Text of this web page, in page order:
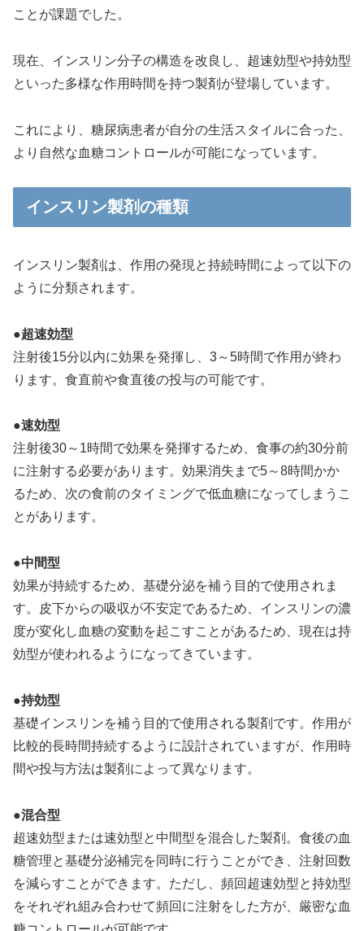
ことが課題でした。
現在、インスリン分子の構造を改良し、超速効型や持効型
といった多様な作用時間を持つ製剤が登場しています。
これにより、糖尿病患者が自分の生活スタイルに合った、
より自然な血糖コントロールが可能になっています。
インスリン製剤の種類
インスリン製剤は、作用の発現と持続時間によって以下の
ように分類されます。
●超速効型
注射後15分以内に効果を発揮し、3～5時間で作用が終わ
ります。食直前や食直後の投与の可能です。
●速効型
注射後30～1時間で効果を発揮するため、食事の約30分前
に注射する必要があります。効果消失まで5～8時間かか
るため、次の食前のタイミングで低血糖になってしまうこ
とがあります。
●中間型
効果が持続するため、基礎分泌を補う目的で使用されま
す。皮下からの吸収が不安定であるため、インスリンの濃
度が変化し血糖の変動を起こすことがあるため、現在は持
効型が使われるようになってきています。
●持効型
基礎インスリンを補う目的で使用される製剤です。作用が
比較的長時間持続するように設計されていますが、作用時
間や投与方法は製剤によって異なります。
●混合型
超速効型または速効型と中間型を混合した製剤。食後の血
糖管理と基礎分泌補完を同時に行うことができ、注射回数
を減らすことができます。ただし、頻回超速効型と持効型
をそれぞれ組み合わせて頻回に注射をした方が、厳密な血